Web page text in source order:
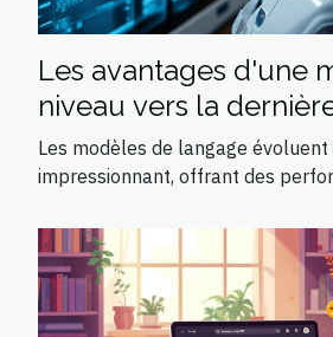
Les avantages d'une
niveau vers la
modèles de langage
Les modèles de langage
impressionnant, offrant des